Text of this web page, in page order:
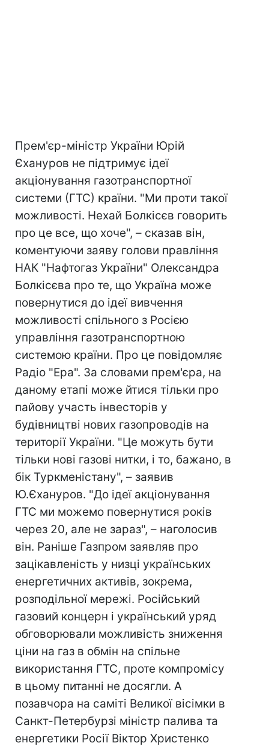
Прем'єр-міністр України Юрій
Єхануров не підтримує ідеї
акціонування газотранспортної
системи (ГТС) країни. "Ми проти такої
можливості. Нехай Болкісєв говорить
про це все, що хоче", – сказав він,
коментуючи заяву голови правління
НАК "Нафтогаз України" Олександра
Болкісєва про те, що Україна може
повернутися до ідеї вивчення
можливості спільного з Росією
управління газотранспортною
системою країни. Про це повідомляє
Радіо "Ера". За словами прем'єра, на
даному етапі може йтися тільки про
пайову участь інвесторів у
будівництві нових газопроводів на
території України. "Це можуть бути
тільки нові газові нитки, і то, бажано, в
бік Туркменістану", – заявив
Ю.Єхануров. "До ідеї акціонування
ГТС ми можемо повернутися років
через 20, але не зараз", – наголосив
він. Раніше Газпром заявляв про
зацікавленість у низці українських
енергетичних активів, зокрема,
розподільної мережі. Російський
газовий концерн і український уряд
обговорювали можливість зниження
ціни на газ в обмін на спільне
використання ГТС, проте компромісу
в цьому питанні не досягли. А
позавчора на саміті Великої вісімки в
Санкт-Петербурзі міністр палива та
енергетики Росії Віктор Христенко